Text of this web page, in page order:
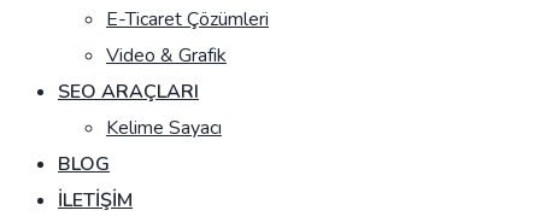
E-Ticaret Çözümleri
Video & Grafik
SEO ARAÇLARI
Kelime Sayacı
BLOG
İLETIŞIM